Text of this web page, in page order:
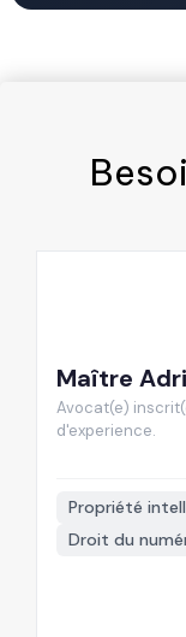
Maître
Avocat(e)
d'experience.
Propriété
Droit du